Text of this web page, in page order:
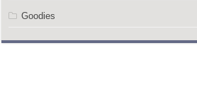
Goodies